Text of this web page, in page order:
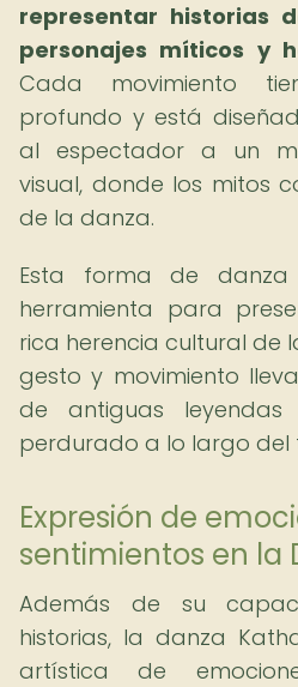
representar historias
personajes míticos y
Cada movimiento
profundo y está
al espectador a un
visual, donde los mitos
de la danza.
Esta forma de
herramienta para
rica herencia cultural de
gesto y movimiento
de antiguas
perdurado a lo largo del
Expresión de
sentimientos en la
Además de su
historias, la danza
artística de